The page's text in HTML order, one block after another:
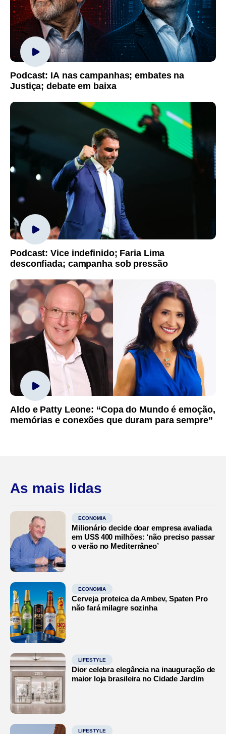
Podcast: IA nas campanhas; embates na
Justiça; debate em baixa
Podcast: Vice indefinido; Faria Lima
desconfiada; campanha sob pressão
Aldo e Patty Leone: “Copa do Mundo é emoção,
memórias e conexões que duram para sempre”
As mais lidas
ECONOMIA
Milionário decide doar empresa avaliada
em US$ 400 milhões: ‘não preciso passar
o verão no Mediterrâneo’
ECONOMIA
Cerveja proteica da Ambev, Spaten Pro
não fará milagre sozinha
LIFESTYLE
Dior celebra elegância na inauguração de
maior loja brasileira no Cidade Jardim
LIFESTYLE